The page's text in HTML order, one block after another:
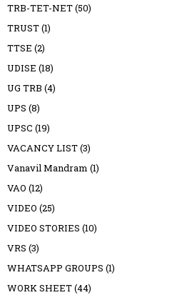
TRB-TET-NET(50)
TRUST(1)
TTSE (2)
UDISE (18)
UG TRB (4)
UPS (8)
UPSC (19)
VACANCY LIST(3)
Vanavil Mandram (1)
VAO (12)
VIDEO (25)
VIDEO STORIES (10)
VRS (3)
WHATSAPP GROUPS (1)
WORK SHEET(44)